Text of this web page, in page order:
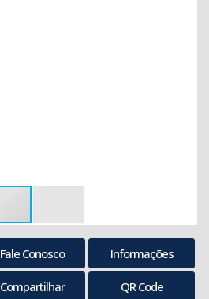
Fale Conosco Informações
Compartilhar QR Code